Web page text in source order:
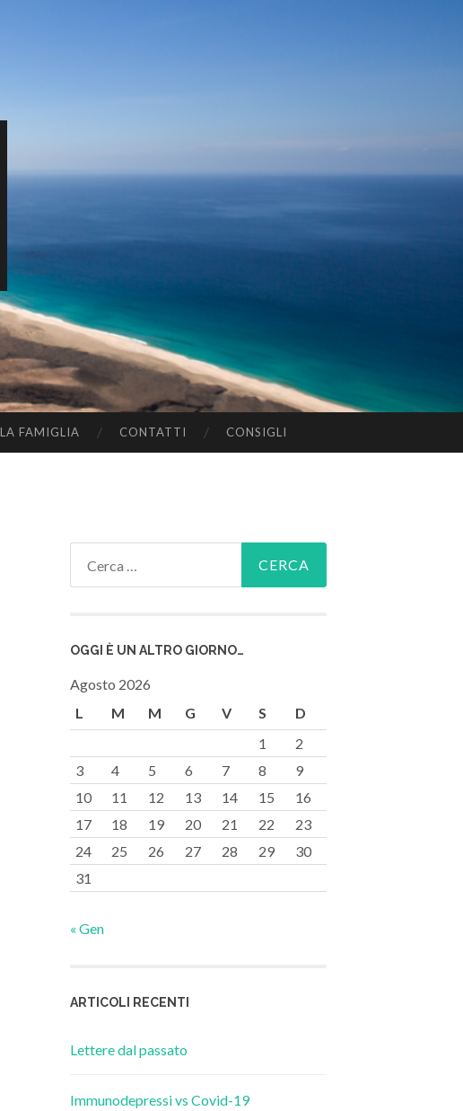
LA FAMIGLIA CONTATTI CONSIGLI
OGGI È UN ALTRO GIORNO…
Agosto 2026
L
M M G V S
D
1
2
3
4 5 6 7 8
9
10
11 12 13 14 15
16
17
18 19 20 21 22
23
24
25 26 27 28 29
30
31
« Gen
ARTICOLI RECENTI
Lettere dal passato
Immunodepressi vs Covid-19